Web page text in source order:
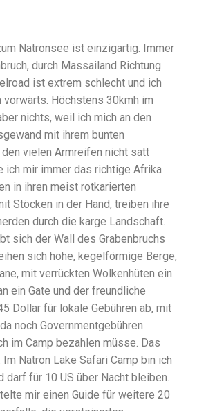
Natronsee ist einzigartig. Immer
durch Massailand Richtung
ist extrem schlecht und ich
vorwärts. Höchstens 30kmh im
nichts, weil ich mich an den
mit ihrem bunten
vielen Armreifen nicht satt
ich mir immer das richtige Afrika
in ihren meist rotkarierten
Stöcken in der Hand, treiben ihre
durch die karge Landschaft.
sich der Wall des Grabenbruchs
sich hohe, kegelförmige Berge,
mit verrückten Wolkenhüten ein.
ein Gate und der freundliche
Dollar für lokale Gebühren ab, mit
noch Governmentgebühren
im Camp bezahlen müsse. Das
Natron Lake Safari Camp bin ich
darf für 10 US über Nacht bleiben.
mir einen Guide für weitere 20